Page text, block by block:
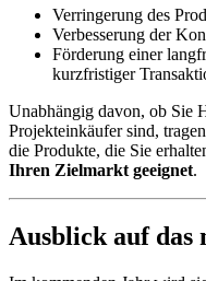
Verringerung des
Verbesserung der
Förderung einer
kurzfristiger
Unabhängig davon, ob Sie
Projekteinkäufer sind,
die Produkte, die Sie
Ihren Zielmarkt geeignet.
Ausblick auf das